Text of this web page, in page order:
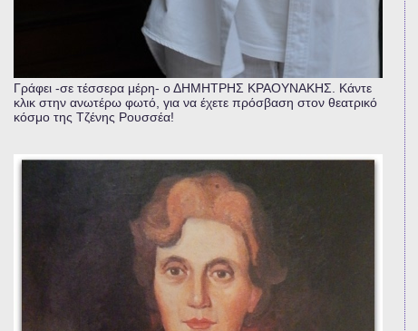
Γράφει -σε τέσσερα μέρη- ο ΔΗΜΗΤΡΗΣ ΚΡΑΟΥΝΑΚΗΣ. Κάντε
κλικ στην ανωτέρω φωτό, για να έχετε πρόσβαση στον θεατρικό
κόσμο της Τζένης Ρουσσέα!